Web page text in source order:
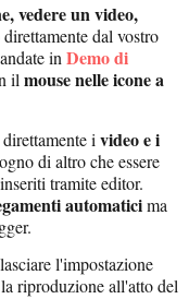
vedere un video,
direttamente dal vostro
in Demo di
il mouse nelle icone a
i video e i
di altro che essere
tramite editor.
automaticima
l'impostazione
riproduzione all'atto del